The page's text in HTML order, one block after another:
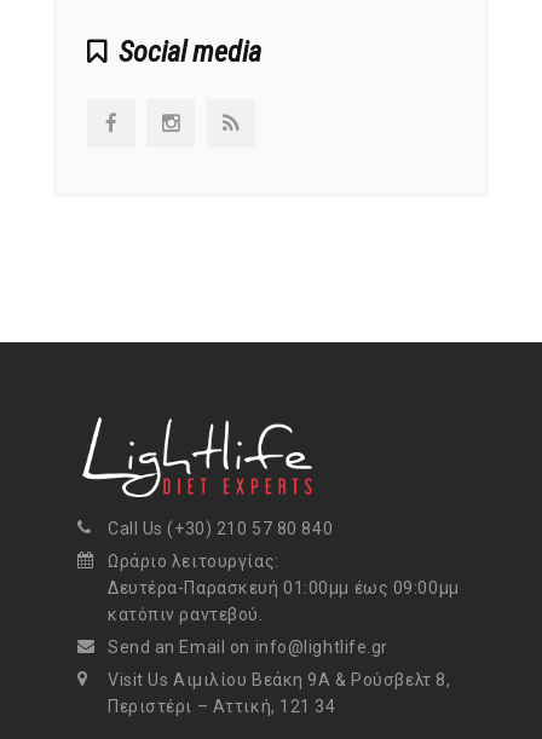
Social media
Call Us (+30) 210 57 80 840
Ωράριο λειτουργίας:
Δευτέρα-Παρασκευή 01:00μμ έως 09:00μμ
κατόπιν ραντεβού.
Send an Email on info@lightlife.gr
Visit Us Αιμιλίου Βεάκη 9Α & Ρούσβελτ 8,
Περιστέρι – Αττική, 121 34